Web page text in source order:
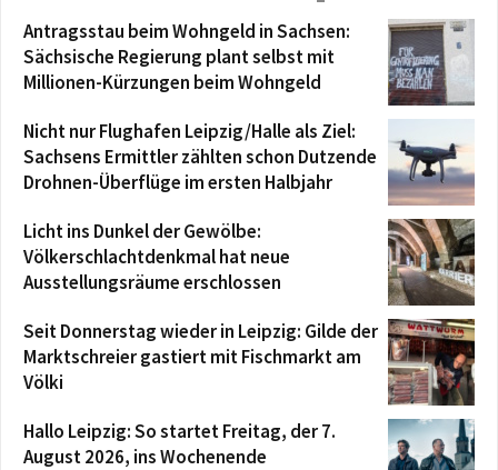
Antragsstau beim Wohngeld in Sachsen:
Sächsische Regierung plant selbst mit
Millionen-Kürzungen beim Wohngeld
Nicht nur Flughafen Leipzig/Halle als Ziel:
Sachsens Ermittler zählten schon Dutzende
Drohnen-Überflüge im ersten Halbjahr
Licht ins Dunkel der Gewölbe:
Völkerschlachtdenkmal hat neue
Ausstellungsräume erschlossen
Seit Donnerstag wieder in Leipzig: Gilde der
Marktschreier gastiert mit Fischmarkt am
Völki
Hallo Leipzig: So startet Freitag, der 7.
August 2026, ins Wochenende